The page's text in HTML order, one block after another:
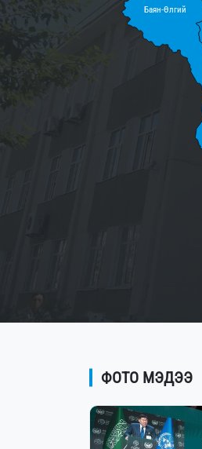
Баян-Өлгий
ФОТО МЭДЭЭ